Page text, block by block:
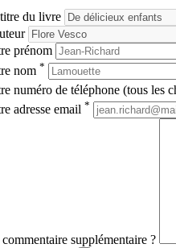
du livre
prénom
nom *
numéro de téléphone (tous les
adresse email *
supplémentaire ?